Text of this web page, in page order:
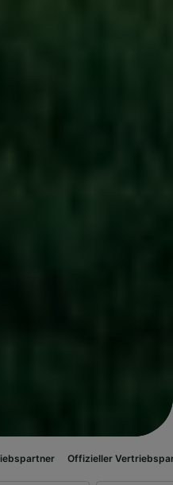
Offizieller Vertriebspartner